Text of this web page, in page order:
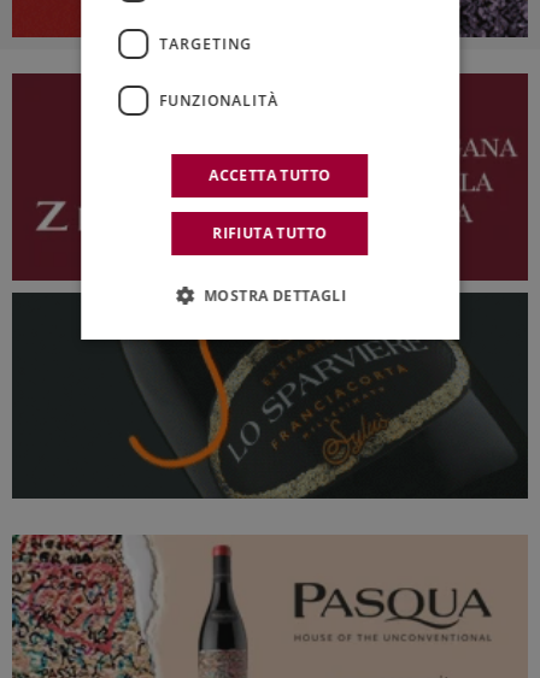
TARGETING
FUNZIONALITÀ
ACCETTA TUTTO
RIFIUTA TUTTO
MOSTRA DETTAGLI